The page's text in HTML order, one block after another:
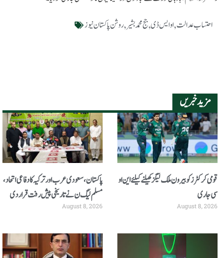
احتساب عدالت,او ایس ڈی,جج محمد بشیر,روشن پاکستان نیوز
مزید خبریں
پاکستان، سعودی عرب اور ترکیہ کا دفاعی اتحاد،
مسلم لیگ ن نے تاریخی پیش رفت قرار دی
August 8, 2026
قومی کرکٹرز کو بیرون ملک لیگز کھیلنے کیلئے این او
سی جاری
August 8, 2026